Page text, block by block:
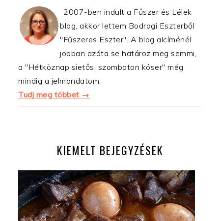
2007-ben indult a Fűszer és Lélek
blog, akkor lettem Bodrogi Eszterből
"Fűszeres Eszter". A blog alcíménél
jobban azóta se határoz meg semmi,
a "Hétköznap sietős, szombaton kóser" még
mindig a jelmondatom.
Tudj meg többet →
KIEMELT BEJEGYZÉSEK